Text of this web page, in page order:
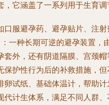
，它涵盖了一系列用于生育
口服避孕药、避孕贴片、注
一种长期可逆的避孕装置，
套外，还有阴道隔膜、宫颈帽
保护性行为后的补救措施，但
卵试纸、基础体温计，帮助计
计生体系，满足不同人群、